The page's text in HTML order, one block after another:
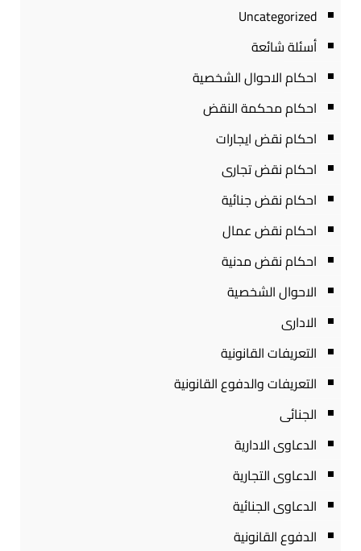
Uncategorized
أسئلة شائعة
احكام الاحوال الشخصية
احكام محكمة النقض
احكام نقض ايجارات
احكام نقض تجارى
احكام نقض جنائية
احكام نقض عمال
احكام نقض مدنية
الاحوال الشخصية
الادارى
التعريفات القانونية
التعريفات والدفوع القانونية
الجنائى
الدعاوى الادارية
الدعاوى التجارية
الدعاوى الجنائية
الدفوع القانونية